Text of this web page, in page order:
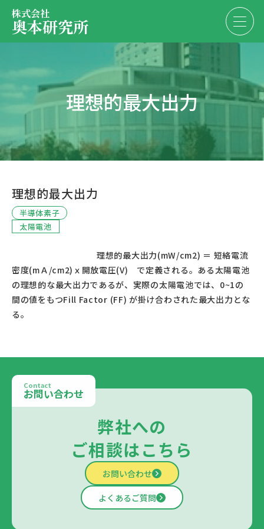
株式会社
奥本研究所
会社・決算情報
代表紹介
お問い合わせ
EN JP
お問い合わせ
理想的最大出力
理想的最大出力
半導体素子
太陽電池
密度(mＡ/cm2)ｘ開放電圧(V)　で定義される。ある太陽電池
の理想的な最大出力であるが、実際の太陽電池では、0~1の
間の値をもつFill Factor (FF) が掛け合わされた最大出力とな
Contact
お問い合わせ
弊社への
ご相談はこちら
お問い合わせ
よくあるご質問